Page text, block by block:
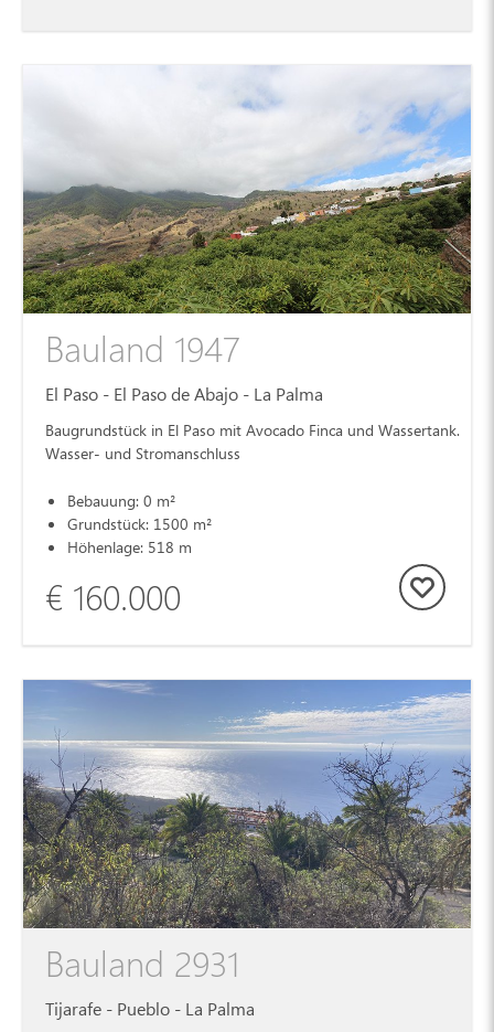
Bauland 1947
El Paso - El Paso de Abajo - La Palma
Baugrundstück in El Paso mit Avocado Finca und Wassertank.
Wasser- und Stromanschluss
Bebauung: 0 m²
Grundstück: 1500 m²
Höhenlage: 518 m
€ 160.000
Bauland 2931
Tijarafe - Pueblo - La Palma